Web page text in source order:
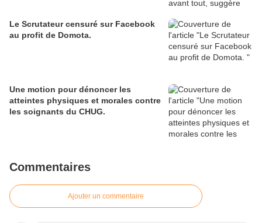
Le Scrutateur censuré sur Facebook
au profit de Domota.
Une motion pour dénoncer les
atteintes physiques et morales contre
les soignants du CHUG.
Commentaires
Ajouter un commentaire